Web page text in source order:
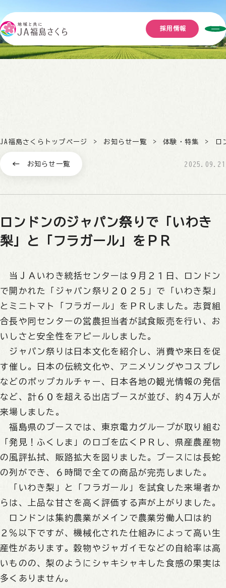
採用情報
JA福島さくらトップページ お知らせ一覧 体験・特集 ロ
お知らせ一覧 2025.09.21
ロンドンのジャパン祭りで「いわき
梨」と「フラガール」をＰＲ
当ＪＡいわき統括センターは９月２１日、ロンドン
で開かれた「ジャパン祭り２０２５」で「いわき梨」
とミニトマト「フラガール」をＰＲしました。志賀組
合長や同センターの営農担当者が試食販売を行い、お
いしさと安全性をアピールしました。
ジャパン祭りは日本文化を紹介し、消費や来日を促
す催し。日本の伝統文化や、アニメソングやコスプレ
などのポップカルチャー、日本各地の観光情報の発信
など、計６０を超える出店ブースが並び、約４万人が
来場しました。
福島県のブースでは、東京電力グループが取り組む
「発見！ふくしま」のロゴを広くＰＲし、県産農産物
の風評払拭、販路拡大を図りました。ブースには長蛇
の列ができ、６時間で全ての商品が完売しました。
「いわき梨」と「フラガール」を試食した来場者か
らは、上品な甘さを高く評価する声が上がりました。
ロンドンは集約農業がメインで農業労働人口は約
２％以下ですが、機械化された仕組みによって高い生
産性があります。穀物やジャガイモなどの自給率は高
いものの、梨のようにシャキシャキした食感の果実は
多くありません。